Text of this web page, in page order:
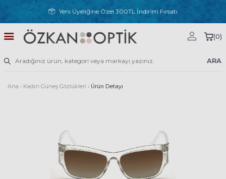
Yeni Üyeliğine Özel 300TL İndirim Fırsatı
ARA
(0)
Ana › Kadın Güneş Gözlükleri › Ürün Detayı